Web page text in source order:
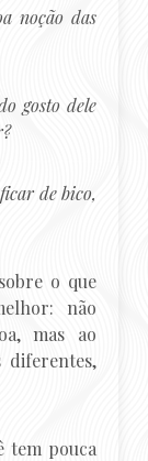
noção das
gosto dele
de bico,
o que
não
mas ao
diferentes,
tem pouca